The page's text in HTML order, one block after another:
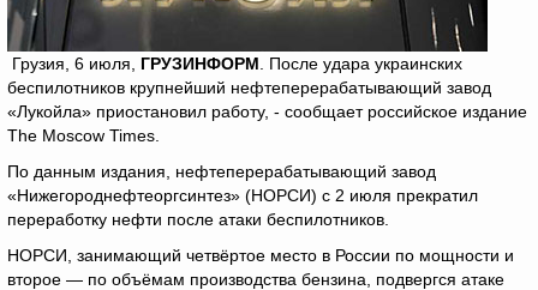
Грузия, 6 июля, ГРУЗИНФОРМ . После удара украинских
беспилотников крупнейший нефтеперерабатывающий завод
«Лукойла» приостановил работу, - сообщает российское издание
The Moscow Times.
По данным издания, нефтеперерабатывающий завод
«Нижегороднефтеоргсинтез» (НОРСИ) с 2 июля прекратил
переработку нефти после атаки беспилотников.
НОРСИ, занимающий четвёртое место в России по мощности и
второе — по объёмам производства бензина, подвергся атаке